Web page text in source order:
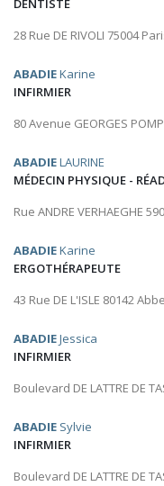
DENTISTE
28 Rue DE RIVOLI 75004
ABADIEKarine
INFIRMIER
80 Avenue GEORGES
ABADIELAURINE
MÉDECIN PHYSIQUE -
Rue ANDRE VERHAEGHE
ABADIEKarine
ERGOTHÉRAPEUTE
43 Rue DE L'ISLE 80142
ABADIEJessica
INFIRMIER
Boulevard DE LATTRE DE
ABADIE Sylvie
INFIRMIER
Boulevard DE LATTRE DE